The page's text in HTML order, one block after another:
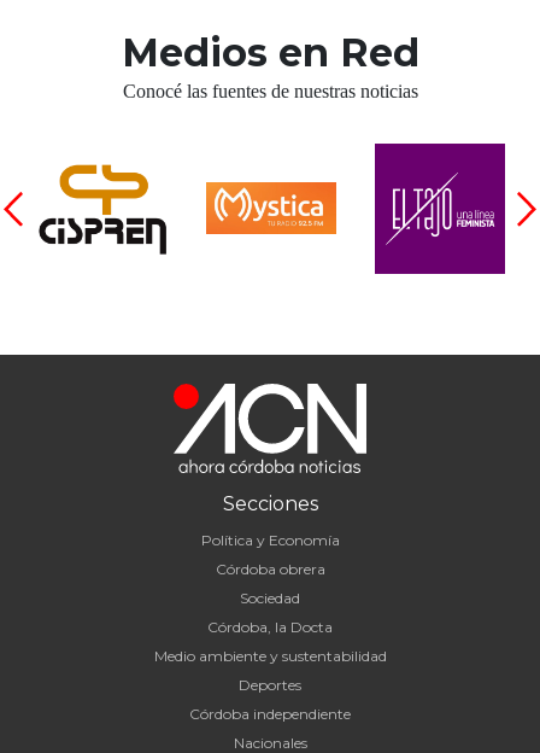
Medios en Red
Conocé las fuentes de nuestras noticias
Secciones
Política y Economía
Córdoba obrera
Sociedad
Córdoba, la Docta
Medio ambiente y sustentabilidad
Deportes
Córdoba independiente
Nacionales